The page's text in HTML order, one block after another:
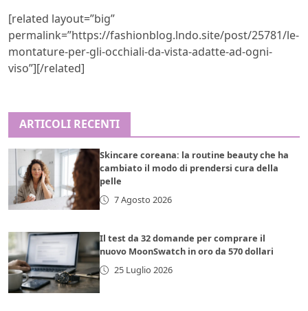
[related layout=”big”
permalink=”https://fashionblog.lndo.site/post/25781/le-
montature-per-gli-occhiali-da-vista-adatte-ad-ogni-
viso”][/related]
ARTICOLI RECENTI
Skincare coreana: la routine beauty che ha
cambiato il modo di prendersi cura della
pelle
7 Agosto 2026
Il test da 32 domande per comprare il
nuovo MoonSwatch in oro da 570 dollari
25 Luglio 2026